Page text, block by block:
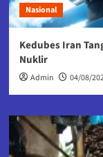
Nasional
Kedubes Iran
Nuklir
Admin 04/08/